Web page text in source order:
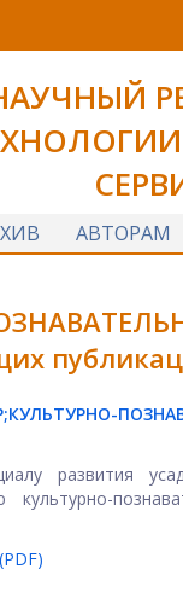
АВТОРАМ
развития